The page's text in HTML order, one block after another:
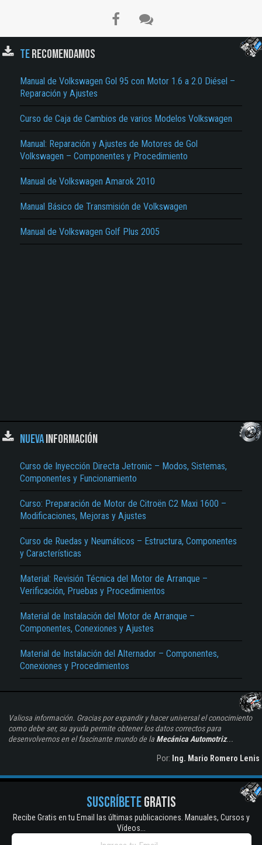
TERECOMENDAMOS
Manual de Volkswagen Gol 95 con Motor 1.6 a 2.0 Diésel –
Reparación y Ajustes
Curso de Caja de Cambios de varios Modelos Volkswagen
Manual: Reparación y Ajustes de Motores de Gol
Volkswagen – Componentes y Procedimiento
Manual de Volkswagen Amarok 2010
Manual Básico de Transmisión de Volkswagen
Manual de Volkswagen Golf Plus 2005
NUEVAINFORMACIÓN
Curso de Inyección Directa Jetronic – Modos, Sistemas,
Componentes y Funcionamiento
Curso: Preparación de Motor de Citroën C2 Maxi 1600 –
Modificaciones, Mejoras y Ajustes
Curso de Ruedas y Neumáticos – Estructura, Componentes
y Características
Material: Revisión Técnica del Motor de Arranque –
Verificación, Pruebas y Procedimientos
Material de Instalación del Motor de Arranque –
Componentes, Conexiones y Ajustes
Material de Instalación del Alternador – Componentes,
Conexiones y Procedimientos
Valiosa información. Gracias por expandir y hacer universal el conocimiento
como debe ser, su ayuda permite obtener los datos correctos para
desenvolvernos en el fascinante mundo de la Mecánica Automotriz...
Por: Ing. Mario Romero Lenis
SUSCRÍBETEGRATIS
Recibe Gratis en tu Email las últimas publicaciones. Manuales, Cursos y
Vídeos...
El Título es incorrecto según el contenido.
Texto o Imagen de portada son erróneos.
No carga o no se visualiza el contenido.
Reportar otro tipo de error...